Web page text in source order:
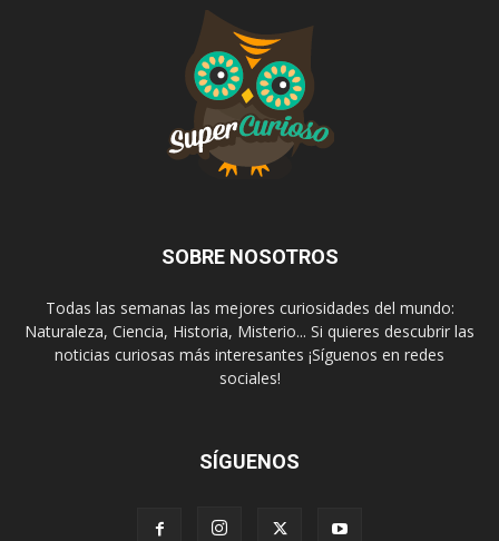
SOBRE NOSOTROS
Todas las semanas las mejores curiosidades del mundo:
Naturaleza, Ciencia, Historia, Misterio... Si quieres descubrir las
noticias curiosas más interesantes ¡Síguenos en redes
sociales!
SÍGUENOS